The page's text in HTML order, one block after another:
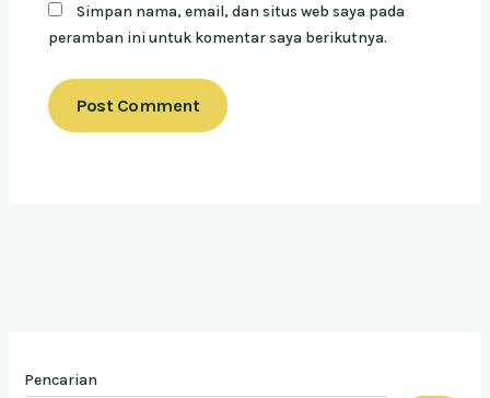
Simpan nama, email, dan situs web saya pada
peramban ini untuk komentar saya berikutnya.
Pencarian